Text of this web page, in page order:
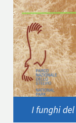
I funghi